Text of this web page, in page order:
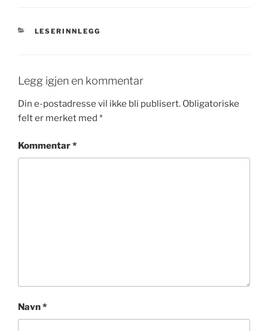
KATEGORIER
LESERINNLEGG
Legg igjen en kommentar
Din e-postadresse vil ikke bli publisert. Obligatoriske
felt er merket med *
Kommentar*
Navn*